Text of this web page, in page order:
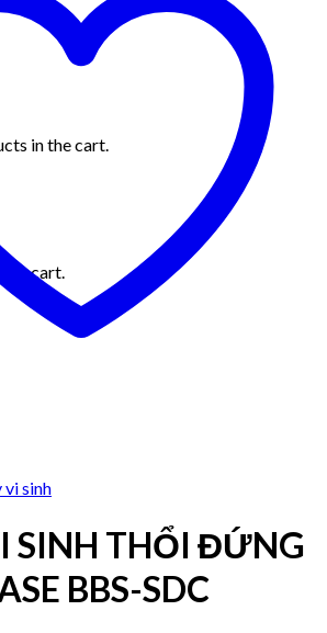
in the cart.
cart.
sinh
SINH THỔI ĐỨNG
BBS-SDC